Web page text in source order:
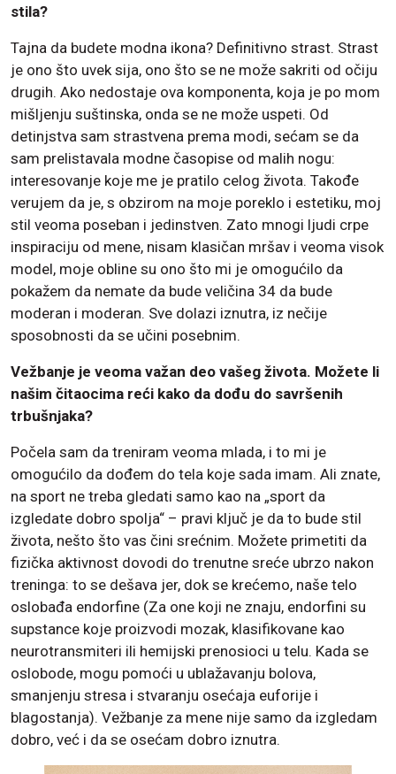
stila?
Tajna da budete modna ikona? Definitivno strast. Strast
je ono što uvek sija, ono što se ne može sakriti od očiju
drugih. Ako nedostaje ova komponenta, koja je po mom
mišljenju suštinska, onda se ne može uspeti. Od
detinjstva sam strastvena prema modi, sećam se da
sam prelistavala modne časopise od malih nogu:
interesovanje koje me je pratilo celog života. Takođe
verujem da je, s obzirom na moje poreklo i estetiku, moj
stil veoma poseban i jedinstven. Zato mnogi ljudi crpe
inspiraciju od mene, nisam klasičan mršav i veoma visok
model, moje obline su ono što mi je omogućilo da
pokažem da nemate da bude veličina 34 da bude
moderan i moderan. Sve dolazi iznutra, iz nečije
sposobnosti da se učini posebnim.
Vežbanje je veoma važan deo vašeg života. Možete li
našim čitaocima reći kako da dođu do savršenih
trbušnjaka?
Počela sam da treniram veoma mlada, i to mi je
omogućilo da dođem do tela koje sada imam. Ali znate,
na sport ne treba gledati samo kao na „sport da
izgledate dobro spolja“ – pravi ključ je da to bude stil
života, nešto što vas čini srećnim. Možete primetiti da
fizička aktivnost dovodi do trenutne sreće ubrzo nakon
treninga: to se dešava jer, dok se krećemo, naše telo
oslobađa endorfine (Za one koji ne znaju, endorfini su
supstance koje proizvodi mozak, klasifikovane kao
neurotransmiteri ili hemijski prenosioci u telu. Kada se
oslobode, mogu pomoći u ublažavanju bolova,
smanjenju stresa i stvaranju osećaja euforije i
blagostanja). Vežbanje za mene nije samo da izgledam
dobro, već i da se osećam dobro iznutra.